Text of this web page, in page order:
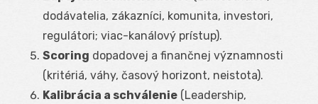
dodávatelia, zákazníci, komunita, investori,
regulátori; viac-kanálový prístup).
Scoring dopadovej a finančnej významnosti
(kritériá, váhy, časový horizont, neistota).
Kalibrácia a schválenie (Leadership,